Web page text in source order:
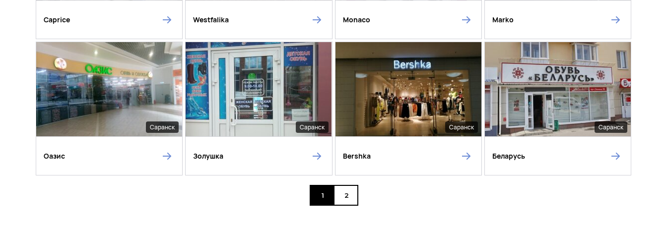
Caprice Westfalika Monaco Marko
Саранск
Оазис
Саранск
Золушка
Саранск
Bershka
Саранск
Беларусь
1 2